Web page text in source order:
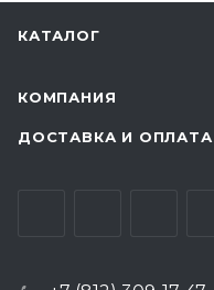
КАТАЛОГ
КОМПАНИЯ
ДОСТАВКА И ОПЛАТА